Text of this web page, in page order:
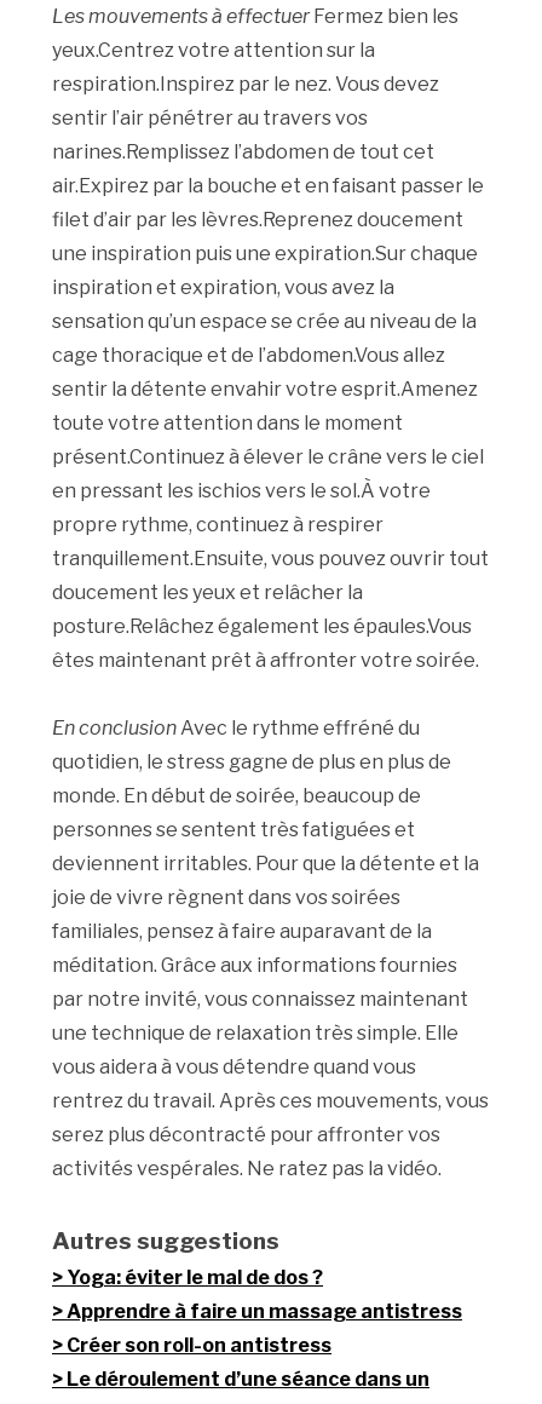
Les mouvements à effectuerFermez bien les
yeux.Centrez votre attention sur la
respiration.Inspirez par le nez. Vous devez
sentir l’air pénétrer au travers vos
narines.Remplissez l’abdomen de tout cet
air.Expirez par la bouche et en faisant passer le
filet d’air par les lèvres.Reprenez doucement
une inspiration puis une expiration.Sur chaque
inspiration et expiration, vous avez la
sensation qu’un espace se crée au niveau de la
cage thoracique et de l’abdomen.Vous allez
sentir la détente envahir votre esprit.Amenez
toute votre attention dans le moment
présent.Continuez à élever le crâne vers le ciel
en pressant les ischios vers le sol.À votre
propre rythme, continuez à respirer
tranquillement.Ensuite, vous pouvez ouvrir tout
doucement les yeux et relâcher la
posture.Relâchez également les épaules.Vous
êtes maintenant prêt à affronter votre soirée.
En conclusionAvec le rythme effréné du
quotidien, le stress gagne de plus en plus de
monde. En début de soirée, beaucoup de
personnes se sentent très fatiguées et
deviennent irritables. Pour que la détente et la
joie de vivre règnent dans vos soirées
familiales, pensez à faire auparavant de la
méditation. Grâce aux informations fournies
par notre invité, vous connaissez maintenant
une technique de relaxation très simple. Elle
vous aidera à vous détendre quand vous
rentrez du travail. Après ces mouvements, vous
serez plus décontracté pour affronter vos
activités vespérales. Ne ratez pas la vidéo.
Autres suggestions
Yoga: éviter le mal de dos ?
Apprendre à faire un massage antistress
Créer son roll-on antistress
Le déroulement d’une séance dans un